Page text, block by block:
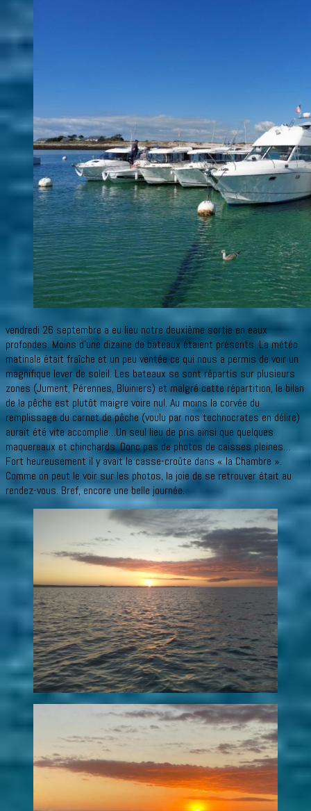
vendredi 26 septembre a eu lieu notre deuxième sortie en eaux
profondes. Moins d’une dizaine de bateaux étaient présents. La météo
matinale était fraîche et un peu ventée ce qui nous a permis de voir un
magnifique lever de soleil. Les bateaux se sont répartis sur plusieurs
zones (Jument, Pérennes, Bluiniers) et malgré cette répartition, le bilan
de la pêche est plutôt maigre voire nul. Au moins la corvée du
remplissage du carnet de pêche (voulu par nos technocrates en délire)
aurait été vite accomplie…Un seul lieu de pris ainsi que quelques
maquereaux et chinchards. Donc pas de photos de caisses pleines…
Fort heureusement il y avait le casse-croûte dans « la Chambre ».
Comme on peut le voir sur les photos, la joie de se retrouver était au
rendez-vous. Bref, encore une belle journée.